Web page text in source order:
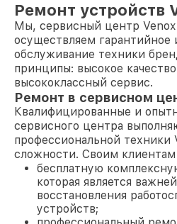
Ремонт устройств
Мы, сервисный центр
осуществляем гарантийное
обслуживание техники
принципы: высокое
высококлассный сервис.
Ремонт в сервисном
Квалифицированные и
сервисного центра
профессиональной техники
сложности. Своим
бесплатную
которая является
восстановления
устройств;